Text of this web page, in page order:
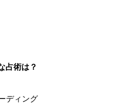
占術は？
ディング